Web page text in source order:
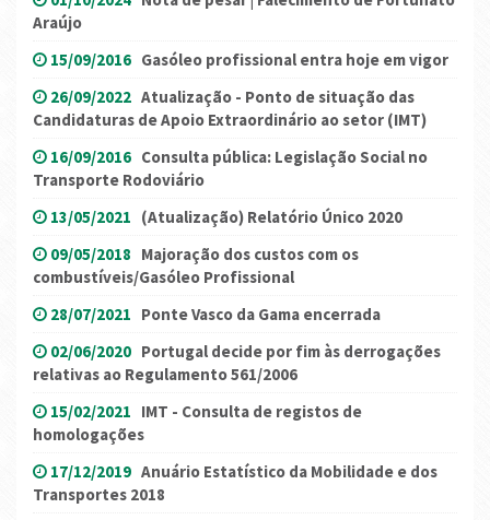
Araújo
15/09/2016 Gasóleo profissional entra hoje em vigor
26/09/2022 Atualização - Ponto de situação das
Candidaturas de Apoio Extraordinário ao setor (IMT)
16/09/2016 Consulta pública: Legislação Social no
Transporte Rodoviário
13/05/2021 (Atualização) Relatório Único 2020
09/05/2018 Majoração dos custos com os
combustíveis/Gasóleo Profissional
28/07/2021 Ponte Vasco da Gama encerrada
02/06/2020 Portugal decide por fim às derrogações
relativas ao Regulamento 561/2006
15/02/2021 IMT - Consulta de registos de
homologações
17/12/2019 Anuário Estatístico da Mobilidade e dos
Transportes 2018